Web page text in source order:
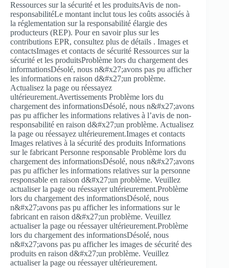
Ressources sur la sécurité et les produitsAvis de non-
responsabilitéLe montant inclut tous les coûts associés à
la réglementation sur la responsabilité élargie des
producteurs (REP). Pour en savoir plus sur les
contributions EPR, consultez plus de détails . Images et
contactsImages et contacts de sécurité Ressources sur la
sécurité et les produitsProblème lors du chargement des
informationsDésolé, nous n&#x27;avons pas pu afficher
les informations en raison d&#x27;un problème.
Actualisez la page ou réessayez
ultérieurement.Avertissements Problème lors du
chargement des informationsDésolé, nous n&#x27;avons
pas pu afficher les informations relatives à l’avis de non-
responsabilité en raison d&#x27;un problème. Actualisez
la page ou réessayez ultérieurement.Images et contacts
Images relatives à la sécurité des produits Informations
sur le fabricant Personne responsable Problème lors du
chargement des informationsDésolé, nous n&#x27;avons
pas pu afficher les informations relatives sur la personne
responsable en raison d&#x27;un problème. Veuillez
actualiser la page ou réessayer ultérieurement.Problème
lors du chargement des informationsDésolé, nous
n&#x27;avons pas pu afficher les informations sur le
fabricant en raison d&#x27;un problème. Veuillez
actualiser la page ou réessayer ultérieurement.Problème
lors du chargement des informationsDésolé, nous
n&#x27;avons pas pu afficher les images de sécurité des
produits en raison d&#x27;un problème. Veuillez
actualiser la page ou réessayer ultérieurement.